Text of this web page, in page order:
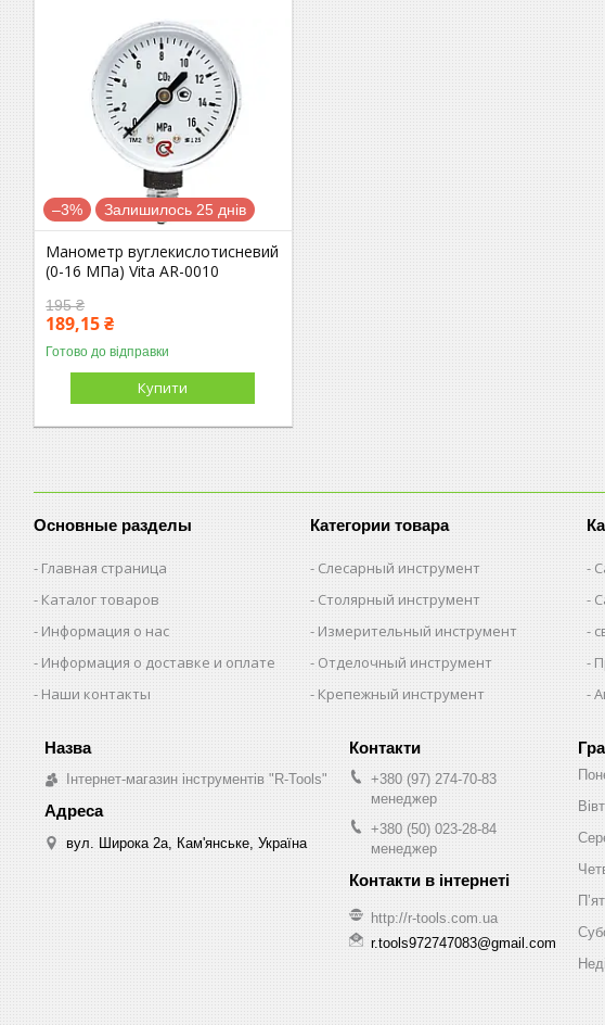
–3% Залишилось 25 днів
Манометр вуглекислотисневий
(0-16 МПа) Vita AR-0010
195 ₴
189,15 ₴
Готово до відправки
Купити
Основные разделы
Главная страница
Каталог товаров
Информация о нас
Информация о доставке и оплате
Наши контакты
Категории товара
Слесарный инструмент
Столярный инструмент
Измерительный инструмент
Отделочный инструмент
Крепежный инструмент
Інтернет-магазин інструментів "R-Tools"
вул. Широка 2а, Кам'янське, Україна
+380 (97) 274-70-83
менеджер
+380 (50) 023-28-84
менеджер
http://r-tools.com.ua
r.tools972747083@gmail.com